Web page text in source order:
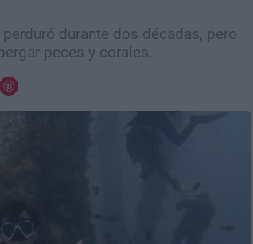
durante dos décadas, pero
peces y corales.